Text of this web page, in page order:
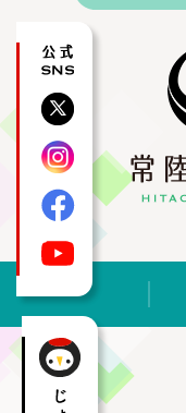
公式SNS
X
Instagram
Facebook
YouTube